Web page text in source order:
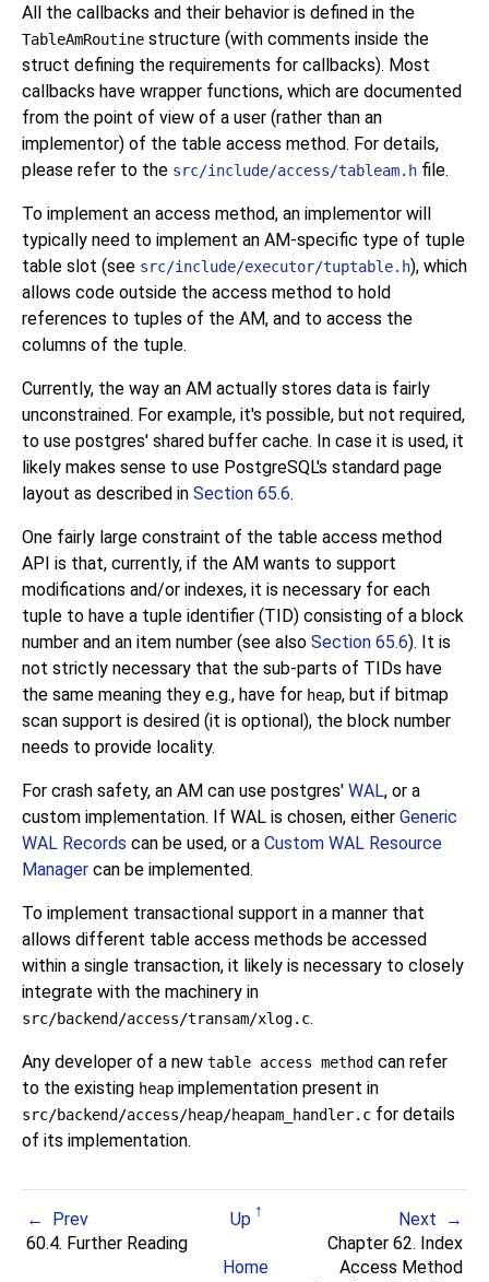
All the callbacks and their behavior is defined in the
TableAmRoutine structure (with comments inside the
struct defining the requirements for callbacks). Most
callbacks have wrapper functions, which are documented
from the point of view of a user (rather than an
implementor) of the table access method. For details,
please refer to the src/include/access/tableam.h file.
To implement an access method, an implementor will
typically need to implement an AM-specific type of tuple
table slot (see src/include/executor/tuptable.h), which
allows code outside the access method to hold
references to tuples of the AM, and to access the
columns of the tuple.
Currently, the way an AM actually stores data is fairly
unconstrained. For example, it's possible, but not required,
to use postgres' shared buffer cache. In case it is used, it
likely makes sense to use PostgreSQL's standard page
layout as described in Section 65.6.
One fairly large constraint of the table access method
API is that, currently, if the AM wants to support
modifications and/or indexes, it is necessary for each
tuple to have a tuple identifier (TID) consisting of a block
number and an item number (see also Section 65.6). It is
not strictly necessary that the sub-parts of TIDs have
the same meaning they e.g., have for heap, but if bitmap
scan support is desired (it is optional), the block number
needs to provide locality.
For crash safety, an AM can use postgres' WAL, or a
custom implementation. If WAL is chosen, either Generic
WAL Records can be used, or a Custom WAL Resource
Manager can be implemented.
To implement transactional support in a manner that
allows different table access methods be accessed
within a single transaction, it likely is necessary to closely
integrate with the machinery in
src/backend/access/transam/xlog.c.
Any developer of a new table access method can refer
to the existing heap implementation present in
src/backend/access/heap/heapam_handler.c for details
of its implementation.
Prev Up
Next
60.4. Further Reading
Home
Chapter 62. Index
Access Method